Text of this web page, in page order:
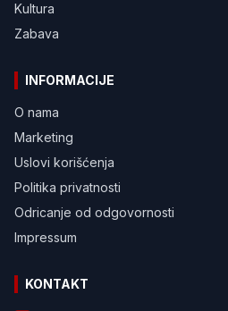
Kultura
Zabava
INFORMACIJE
O nama
Marketing
Uslovi korišćenja
Politika privatnosti
Odricanje od odgovornosti
Impressum
KONTAKT